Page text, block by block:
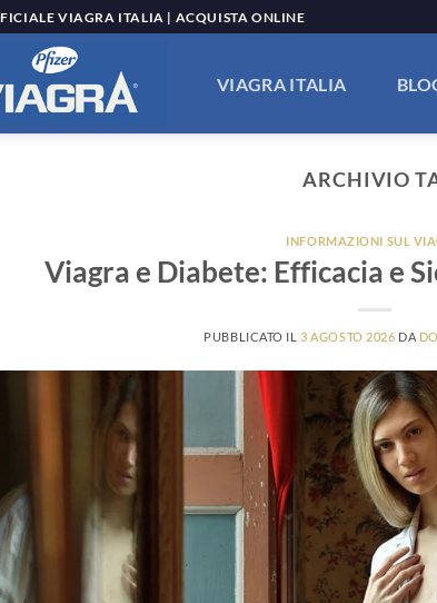
VIAGRA ITALIA | ACQUISTA ONLINE
VIAGRA ITALIA
ARCHIVIO
INFORMAZIONI SUL
Viagra e Diabete: Efficacia e
PUBBLICATO IL3 AGOSTO 2026 DA